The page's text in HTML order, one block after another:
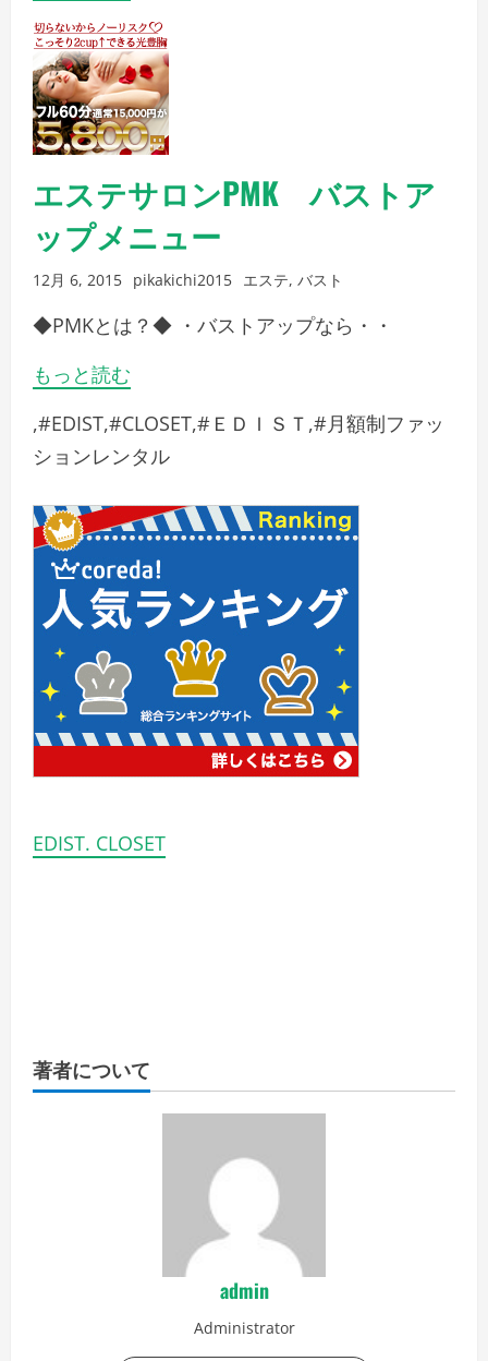
エステサロンPMK バストア
ップメニュー
12月 6, 2015 pikakichi2015 エステ, バスト
◆PMKとは？◆ ・バストアップなら・・
もっと読む
,#EDIST,#CLOSET,#ＥＤＩＳＴ,#月額制ファッ
ションレンタル
EDIST. CLOSET
著者について
admin
Administrator